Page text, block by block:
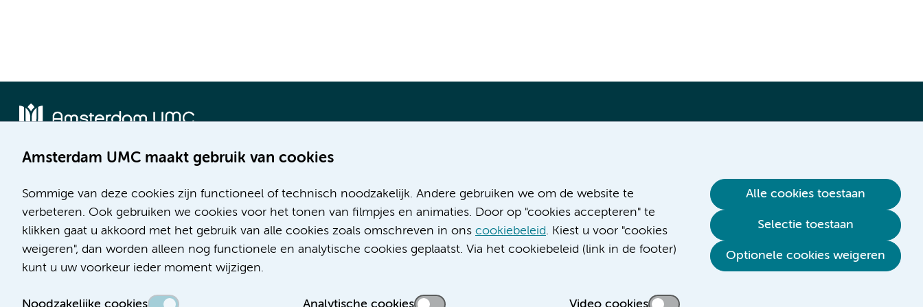
Amsterdam UMC maakt gebruik van cookies
Sommige van deze cookies zijn functioneel of technisch noodzakelijk. Andere gebruiken we om de website te
verbeteren. Ook gebruiken we cookies voor het tonen van filmpjes en animaties. Door op "cookies accepteren" te
klikken gaat u akkoord met het gebruik van alle cookies zoals omschreven in ons cookiebeleid. Kiest u voor "cookies
weigeren", dan worden alleen nog functionele en analytische cookies geplaatst. Via het cookiebeleid (link in de footer)
kunt u uw voorkeur ieder moment wijzigen.
Noodzakelijke cookies Analytische cookies Video cookies
Alle cookies toestaan
Selectie toestaan
Optionele cookies weigeren
Meibergdreef 9
1105 AZ Amsterdam
Telefoon:
(020) 566 9111
Route en parkeren
De Boelelaan 1117
1081 HV Amsterdam
(020) 444 4444
Route en parkeren
Werken bij Amsterdam UMC
Over Amsterdam UMC
Nieuws
Research